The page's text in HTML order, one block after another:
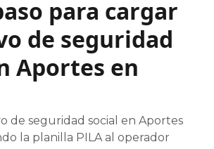
para cargar
de seguridad
Aportes en
de seguridad social en Aportes
la planilla PILA al operador